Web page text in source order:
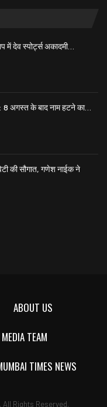
में देव स्पोर्ट्स अकादमी…
8 अगस्त के बाद नाम हटने का…
की सौगात, गणेश नाईक ने
ABOUT US
TEAM
TIMES NEWS
Rights Reserved.